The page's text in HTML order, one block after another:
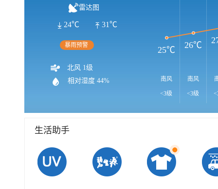
雷达图
31℃
24℃
暴雨预警
北风 1级
相对湿度 44%
南风
<3级
南风
<3级
25℃ 26℃
生活助手